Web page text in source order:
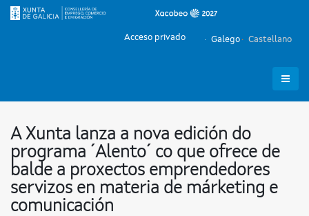
Galego Castellano
Acceso privado
A Xunta lanza a nova edición do
programa ´Alento´ co que ofrece de
balde a proxectos emprendedores
servizos en materia de márketing e
comunicación